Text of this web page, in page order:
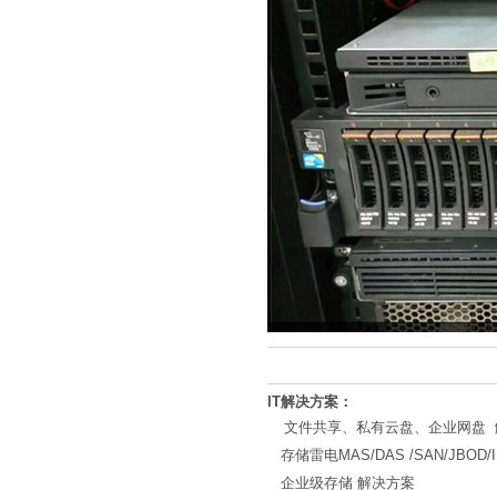
IT解决方案：
文件共享、私有云盘、企业网盘
存储雷电MAS/DAS /SAN/JBOD/
企业级存储 解决方案